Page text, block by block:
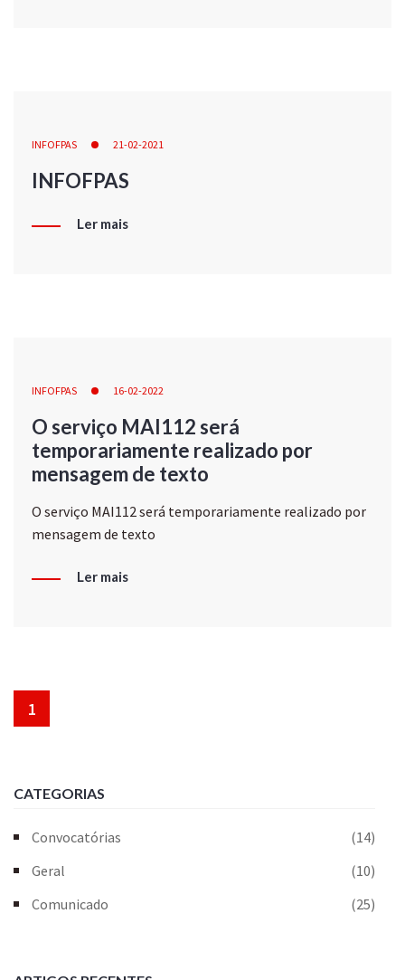
INFOFPAS 21-02-2021
INFOFPAS
Ler mais
INFOFPAS 16-02-2022
O serviço MAI112 será
temporariamente realizado por
mensagem de texto
O serviço MAI112 será temporariamente realizado por
mensagem de texto
Ler mais
1
CATEGORIAS
Convocatórias
(14)
Geral
(10)
Comunicado
(25)